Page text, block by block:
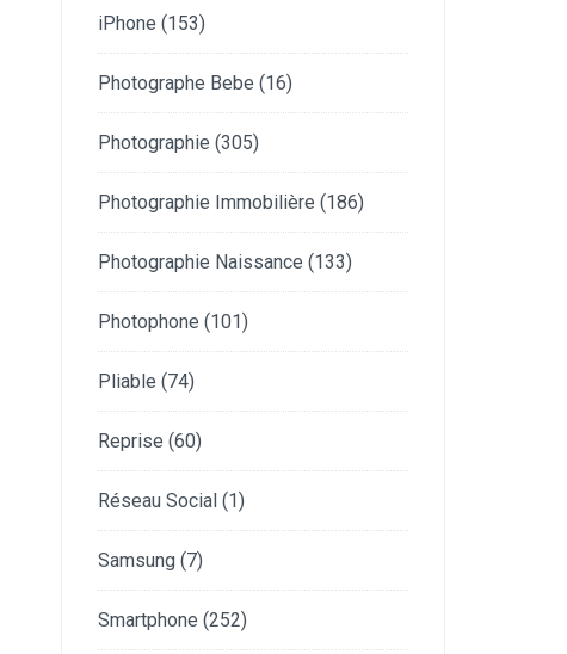
iPhone (153)
Photographe Bebe (16)
Photographie (305)
Photographie Immobilière (186)
Photographie Naissance (133)
Photophone (101)
Pliable (74)
Reprise (60)
Réseau Social (1)
Samsung (7)
Smartphone (252)